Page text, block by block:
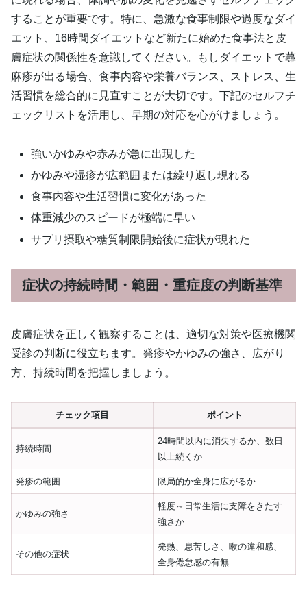
することが重要です。特に、急激な食事制限や過度なダイ
エット、16時間ダイエットなど新たに始めた食事法と皮
膚症状の関係性を意識してください。もしダイエットで蕁
麻疹が出る場合、食事内容や栄養バランス、ストレス、生
活習慣を総合的に見直すことが大切です。下記のセルフチ
ェックリストを活用し、早期の対応を心がけましょう。
強いかゆみや赤みが急に出現した
かゆみや湿疹が広範囲または繰り返し現れる
食事内容や生活習慣に変化があった
体重減少のスピードが極端に早い
サプリ摂取や糖質制限開始後に症状が現れた
症状の持続時間・範囲・重症度の判断基準
皮膚症状を正しく観察することは、適切な対策や医療機関
受診の判断に役立ちます。発疹やかゆみの強さ、広がり
方、持続時間を把握しましょう。
チェック項目 ポイント
持続時間
24時間以内に消失するか、数日
以上続くか
発疹の範囲 限局的か全身に広がるか
かゆみの強さ
軽度～日常生活に支障をきたす
強さか
その他の症状
発熱、息苦しさ、喉の違和感、
全身倦怠感の有無